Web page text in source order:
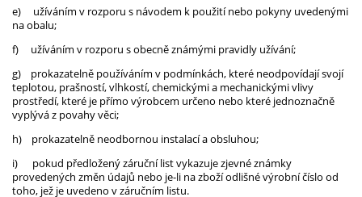
e)
užíváním v rozporu s návodem k použití nebo pokyny uvedenými
na obalu;
f)
užíváním v rozporu s obecně známými pravidly užívání;
g)
prokazatelně používáním v podmínkách, které neodpovídají svojí
teplotou, prašností, vlhkostí, chemickými a mechanickými vlivy
prostředí, které je přímo výrobcem určeno nebo které jednoznačně
vyplývá z povahy věci;
h)
prokazatelně neodbornou instalací a obsluhou;
i)
pokud předložený záruční list vykazuje zjevné známky
provedených změn údajů nebo je-li na zboží odlišné výrobní číslo od
toho, jež je uvedeno v záručním listu.